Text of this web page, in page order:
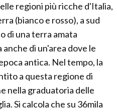
regioni più ricche d'Italia,
(bianco e rosso), a sud
di una terra amata
di un'area dove le
antica. Nel tempo, la
a questa regione di
nella graduatoria delle
Si calcola che su 36mila